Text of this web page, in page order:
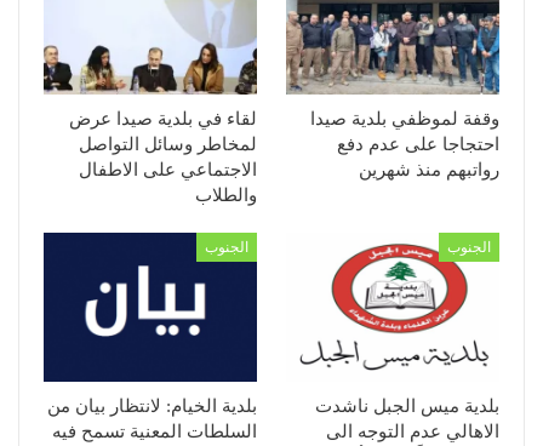
وقفة لموظفي بلدية صيدا
احتجاجا على عدم دفع
رواتبهم منذ شهرين
لقاء في بلدية صيدا عرض
لمخاطر وسائل التواصل
الاجتماعي على الاطفال
والطلاب
الجنوب
بلدية ميس الجبل ناشدت
الاهالي عدم التوجه الى
الجنوب
بلدية الخيام: لانتظار بيان من
السلطات المعنية تسمح فيه